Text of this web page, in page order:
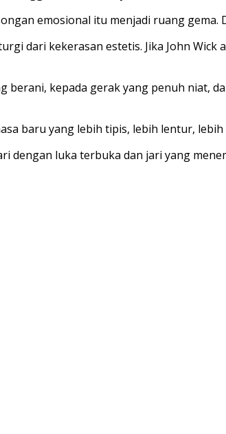
emosional itu menjadi ruang
dari kekerasan estetis. Jika John Wick
berani, kepada gerak yang penuh niat,
baru yang lebih tipis, lebih lentur,
dengan luka terbuka dan jari yang